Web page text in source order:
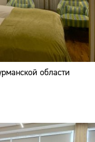
области